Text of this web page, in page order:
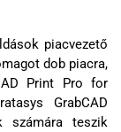
piacvezető
dob piacra,
Print Pro for
GrabCAD
számára teszik